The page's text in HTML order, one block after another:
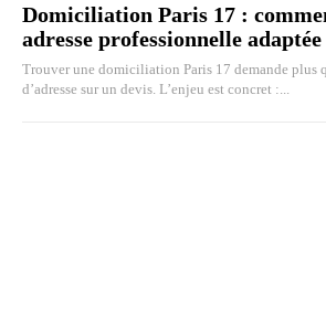
Domiciliation Paris 17 :
adresse professionnelle
Trouver une domiciliation Paris 17 demande plus
d’adresse sur un devis. L’enjeu est concret :...